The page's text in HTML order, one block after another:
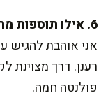
6. אילו תוספות מתאימות להגיש לצד הסקאלופ?
אני אוהבת להגיש
רענן. דרך מצוינת
פולנטה חמה.